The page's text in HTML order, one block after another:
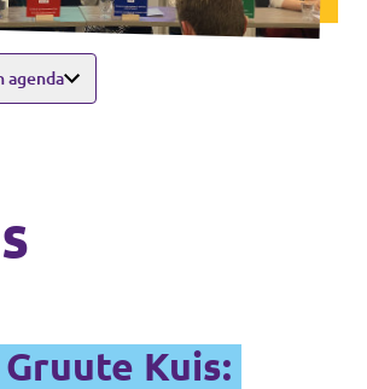
agenda
Kuis: